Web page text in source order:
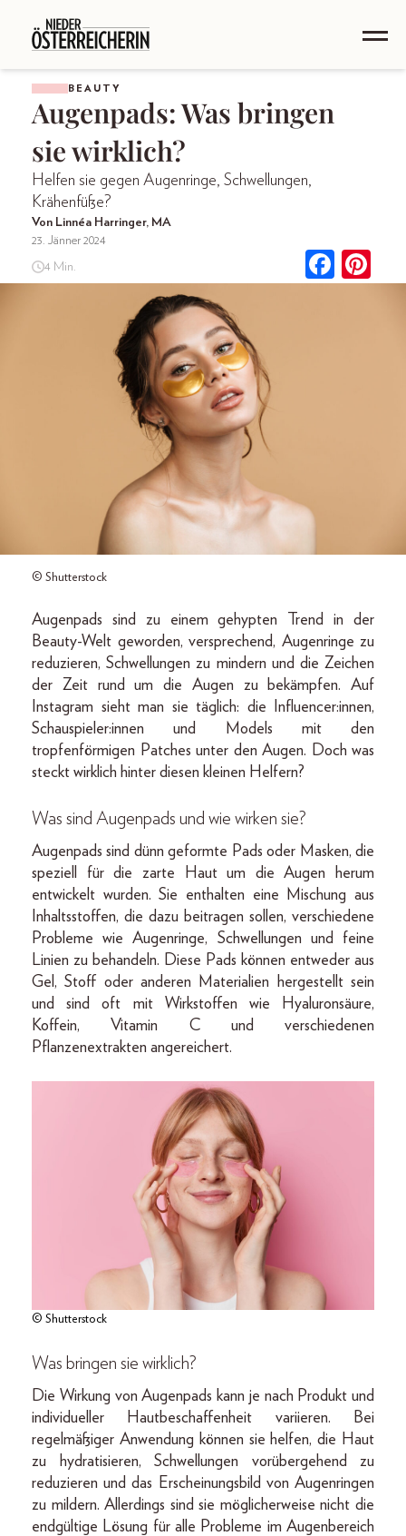
BEAUTY
Augenpads: Was bringen
sie wirklich?
Helfen sie gegen Augenringe, Schwellungen,
Krähenfüße?
Von Linnéa Harringer, MA
23. Jänner 2024
4 Min.
© Shutterstock
Augenpads sind zu einem gehypten Trend in der
Beauty-Welt geworden, versprechend, Augenringe zu
reduzieren, Schwellungen zu mindern und die Zeichen
der Zeit rund um die Augen zu bekämpfen. Auf
Instagram sieht man sie täglich: die Influencer:innen,
Schauspieler:innen und Models mit den
tropfenförmigen Patches unter den Augen. Doch was
steckt wirklich hinter diesen kleinen Helfern?
Was sind Augenpads und wie wirken sie?
Augenpads sind dünn geformte Pads oder Masken, die
speziell für die zarte Haut um die Augen herum
entwickelt wurden. Sie enthalten eine Mischung aus
Inhaltsstoffen, die dazu beitragen sollen, verschiedene
Probleme wie Augenringe, Schwellungen und feine
Linien zu behandeln. Diese Pads können entweder aus
Gel, Stoff oder anderen Materialien hergestellt sein
und sind oft mit Wirkstoffen wie Hyaluronsäure,
Koffein, Vitamin C und verschiedenen
Pflanzenextrakten angereichert.
© Shutterstock
Was bringen sie wirklich?
Die Wirkung von Augenpads kann je nach Produkt und
individueller Hautbeschaffenheit variieren. Bei
regelmäßiger Anwendung können sie helfen, die Haut
zu hydratisieren, Schwellungen vorübergehend zu
reduzieren und das Erscheinungsbild von Augenringen
zu mildern. Allerdings sind sie möglicherweise nicht die
endgültige Lösung für alle Probleme im Augenbereich